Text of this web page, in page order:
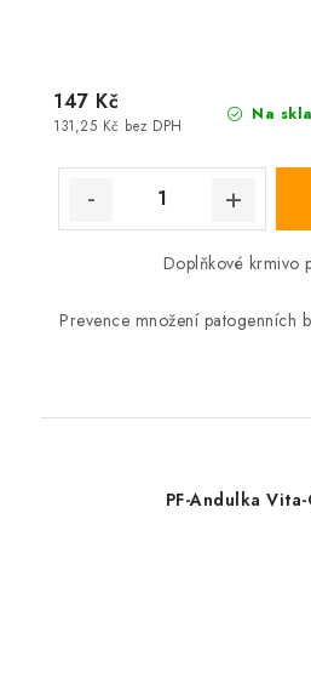
Na
131,25 Kč bez DPH
147 Kč
Doplňkové krmivo
Prevence množení patogenních
PF-Andulka